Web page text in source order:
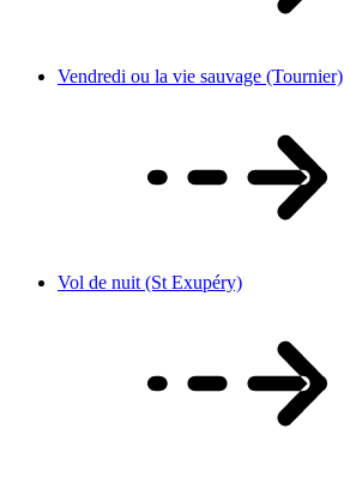
Vendredi ou la vie sauvage (Tournier)
Vol de nuit (St Exupéry)